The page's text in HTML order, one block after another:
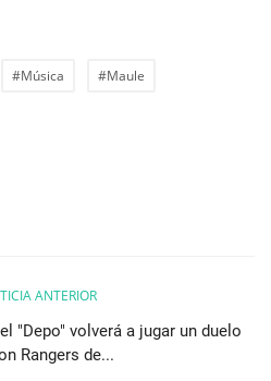
#Música #Maule
ANTERIOR
"Depo" volverá a jugar un duelo
Rangers de...